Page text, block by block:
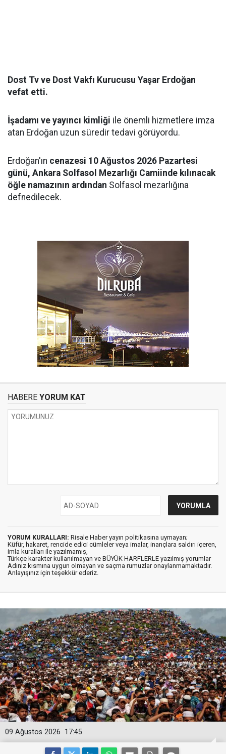
Dost Tv ve Dost Vakfı Kurucusu Yaşar Erdoğan
vefat etti.
İşadamı ve yayıncı kimliği ile önemli hizmetlere imza
atan Erdoğan uzun süredir tedavi görüyordu.
Erdoğan'ın cenazesi 10 Ağustos 2026 Pazartesi
günü, Ankara Solfasol Mezarlığı Camiinde kılınacak
öğle namazının ardından Solfasol mezarlığına
defnedilecek.
HABERE YORUM KAT
YORUM KURALLARI: Risale Haber yayın politikasına uymayan;
Küfür, hakaret, rencide edici cümleler veya imalar, inançlara saldırı içeren,
imla kuralları ile yazılmamış,
Türkçe karakter kullanılmayan ve BÜYÜK HARFLERLE yazılmış yorumlar
Adınız kısmına uygun olmayan ve saçma rumuzlar onaylanmamaktadır.
Anlayışınız için teşekkür ederiz.
17:45
09 Ağustos 2026